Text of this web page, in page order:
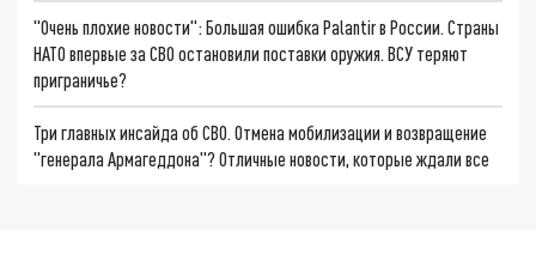
"Очень плохие новости": Большая ошибка Palantir в России. Страны
НАТО впервые за СВО остановили поставки оружия. ВСУ теряют
приграничье?
Три главных инсайда об СВО. Отмена мобилизации и возвращение
"генерала Армагеддона"? Отличные новости, которые ждали все